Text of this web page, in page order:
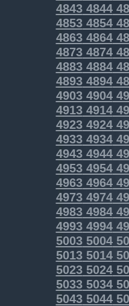
48434844
48534854
48634864
48734874
48834884
48934894
49034904
49134914
49234924
49334934
49434944
49534954
49634964
49734974
49834984
49934994
50035004
50135014
50235024
50335034
50435044